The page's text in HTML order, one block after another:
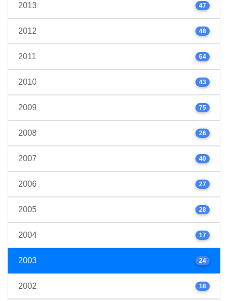
2013 47
2012 48
2011 64
2010 43
2009 75
2008 26
2007 40
2006 27
2005 28
2004 17
2003 24
2002 18